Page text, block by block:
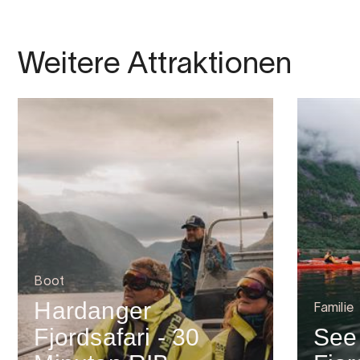
Weitere Attraktionen
Boot
Hardanger
Fjordsafari - 30
Familie